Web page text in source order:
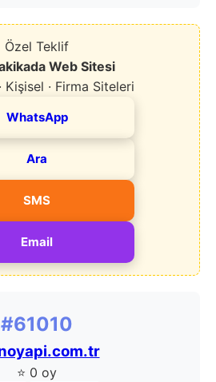
Özel Teklif
Web Sitesi
Kişisel · Firma Siteleri
WhatsApp
Ara
SMS
Email
#61010
⭐ 0 oy